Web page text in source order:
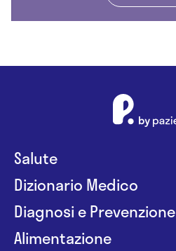
Salute
Dizionario Medico
Diagnosi e Prevenzione
Alimentazione